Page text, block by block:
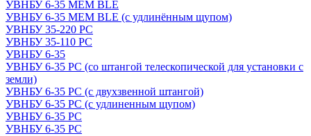
УВНБУ 6-35 МЕМ BLE
УВНБУ 6-35 МЕМ BLE (с удлинённым щупом)
УВНБУ 35-220 РС
УВНБУ 35-110 РС
УВНБУ 6-35
УВНБУ 6-35 РС (со штангой телескопической для установки с
земли)
УВНБУ 6-35 РС (с двухзвенной штангой)
УВНБУ 6-35 РС (с удлиненным щупом)
УВНБУ 6-35 РС
УВНБУ 6-35 РС